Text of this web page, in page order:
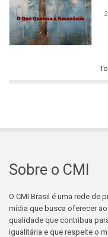
Sobre o CMI
O CMI Brasil é uma rede de
mídia que busca oferecer
qualidade que contribua
igualitária e que respeite o